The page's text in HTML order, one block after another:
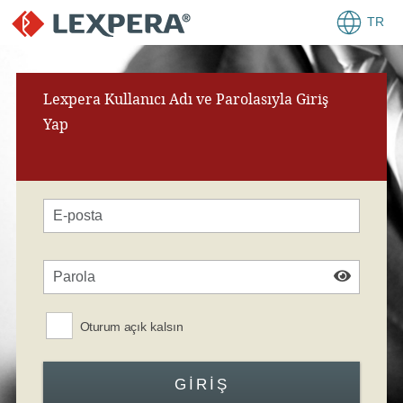
TR
Lexpera Kullanıcı Adı ve Parolasıyla Giriş
Yap
Oturum açık kalsın
GIRIŞ